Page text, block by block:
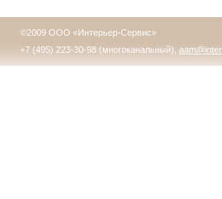
©2009 ООО «Интерьер-Сервис»
+7 (495) 223-30-98 (многоканальный),